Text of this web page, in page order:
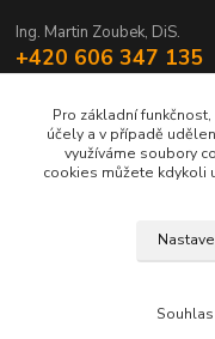
Ing. Martin Zoubek, DiS.
+420 606 347 135
zoubek@mikromarz.cz
Pro základní
účely a v případě
využíváme soubory
cookies můžete kdykoli